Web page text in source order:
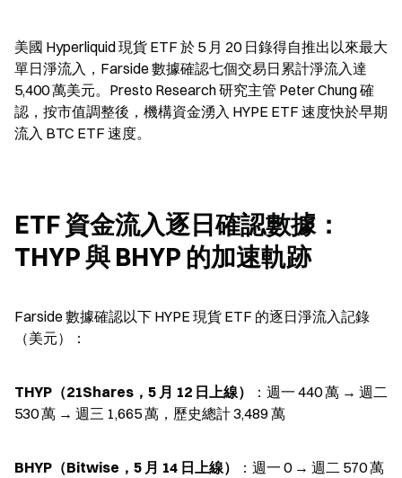
美國 Hyperliquid 現貨 ETF 於 5 月 20 日錄得自推出以來最大
單日淨流入，Farside 數據確認七個交易日累計淨流入達
5,400 萬美元。Presto Research 研究主管 Peter Chung 確
認，按市值調整後，機構資金湧入 HYPE ETF 速度快於早期
流入 BTC ETF 速度。
ETF 資金流入逐日確認數據：
THYP 與 BHYP 的加速軌跡
Farside 數據確認以下 HYPE 現貨 ETF 的逐日淨流入記錄
（美元）：
THYP（21Shares，5 月 12 日上線）
：週一 440 萬 → 週二
530 萬 → 週三 1,665 萬，歷史總計 3,489 萬
BHYP（Bitwise，5 月 14 日上線）
：週一 0 → 週二 570 萬